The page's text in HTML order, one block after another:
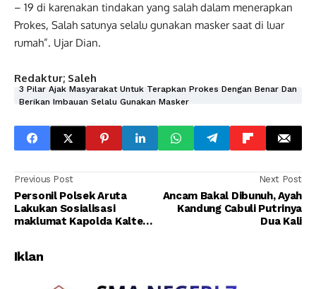
– 19 di karenakan tindakan yang salah dalam menerapkan
Prokes, Salah satunya selalu gunakan masker saat di luar
rumah”. Ujar Dian.
Redaktur; Saleh
3 Pilar Ajak Masyarakat Untuk Terapkan Prokes Dengan Benar Dan
Berikan Imbauan Selalu Gunakan Masker
Previous Post
Personil Polsek Aruta
Lakukan Sosialisasi
maklumat Kapolda Kalteng
Next Post
Ancam Bakal Dibunuh, Ayah
Kandung Cabuli Putrinya
Dua Kali
Iklan